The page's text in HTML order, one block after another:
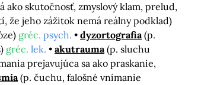
ako skutočnosť, zmyslový klam, prelud,
že jeho zážitok nemá reálny podklad)
gréc. psych. dyzortografia (p.
gréc. lek. akutrauma (p. sluchu
prejavujúca sa ako praskanie,
(p. čuchu, falošné vnímanie